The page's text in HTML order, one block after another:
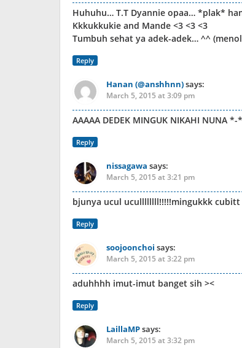
Huhuhu… T.T Dyannie opaa… *plak*
Kkkukkukie and Mande <3 <3 <3
Tumbuh sehat ya adek-adek… ^^
Reply
Hanan (@anshhnn)says:
March 5, 2015 at 3:09 pm
AAAAA DEDEK MINGUK NIKAHI NUNA
Reply
nissagawa says:
March 5, 2015 at 3:21 pm
bjunya ucul ucullllllll!!!!!mingukkk
Reply
soojoonchoi says:
March 5, 2015 at 3:22 pm
aduhhhh imut-imut banget sih ><
Reply
LaillaMPsays:
March 5, 2015 at 3:32 pm